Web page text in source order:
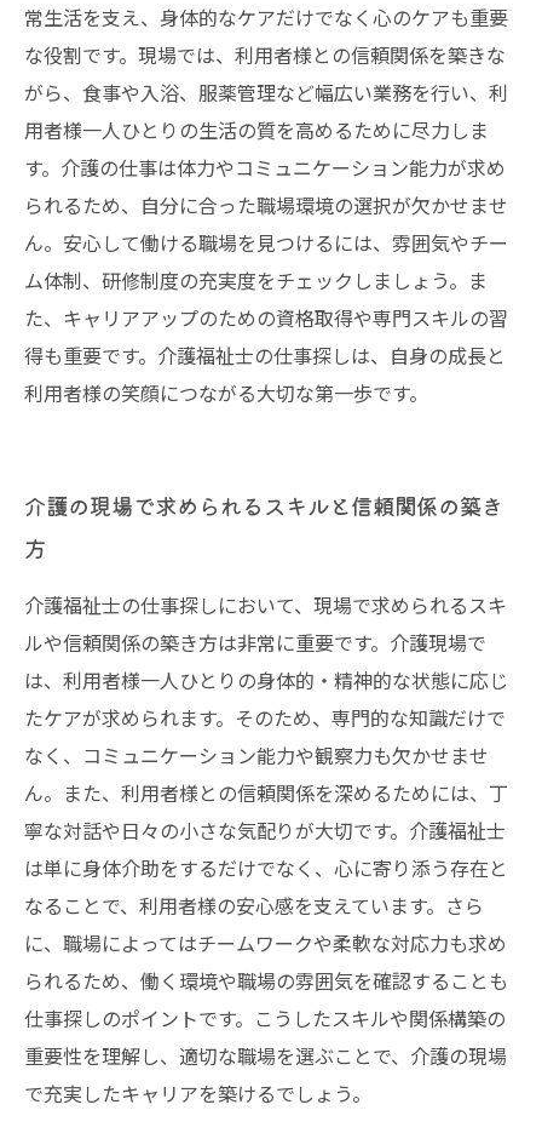
介護福祉士の魅力総まとめ：仕事の意義と未来
展望
常生活を支え、身体的なケアだけでなく心のケアも重要
な役割です。現場では、利用者様との信頼関係を築きな
がら、食事や入浴、服薬管理など幅広い業務を行い、利
用者様一人ひとりの生活の質を高めるために尽力しま
す。介護の仕事は体力やコミュニケーション能力が求め
られるため、自分に合った職場環境の選択が欠かせませ
ん。安心して働ける職場を見つけるには、雰囲気やチー
ム体制、研修制度の充実度をチェックしましょう。ま
た、キャリアアップのための資格取得や専門スキルの習
得も重要です。介護福祉士の仕事探しは、自身の成長と
利用者様の笑顔につながる大切な第一歩です。
介護の現場で求められるスキルと信頼関係の築き
方
介護福祉士の仕事探しにおいて、現場で求められるスキ
ルや信頼関係の築き方は非常に重要です。介護現場で
は、利用者様一人ひとりの身体的・精神的な状態に応じ
たケアが求められます。そのため、専門的な知識だけで
なく、コミュニケーション能力や観察力も欠かせませ
ん。また、利用者様との信頼関係を深めるためには、丁
寧な対話や日々の小さな気配りが大切です。介護福祉士
は単に身体介助をするだけでなく、心に寄り添う存在と
なることで、利用者様の安心感を支えています。さら
に、職場によってはチームワークや柔軟な対応力も求め
られるため、働く環境や職場の雰囲気を確認することも
仕事探しのポイントです。こうしたスキルや関係構築の
重要性を理解し、適切な職場を選ぶことで、介護の現場
で充実したキャリアを築けるでしょう。